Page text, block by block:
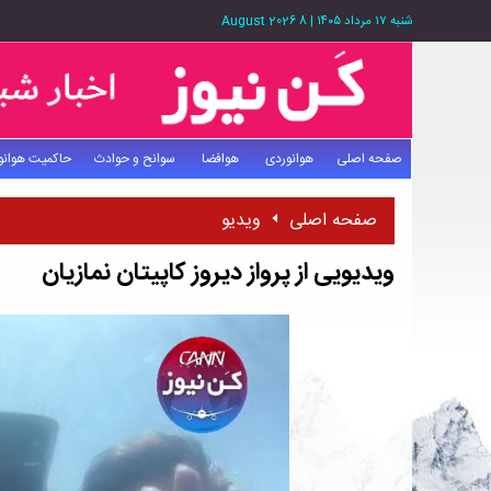
شنبه ۱۷ مرداد ۱۴۰۵ |
8 August 2026
صفحه اصلی هوانوردی هوافضا سوانح و حوادث حاکمیت
صفحه اصلی ویدیو
ویدیویی از پرواز دیروز کاپیتان نمازیان